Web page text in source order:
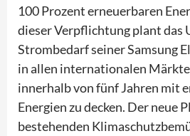
100 Prozent erneuerbaren
dieser Verpflichtung plant das
Strombedarf seiner Samsung
in allen internationalen
innerhalb von fünf Jahren mit
Energien zu decken. Der neue
bestehenden